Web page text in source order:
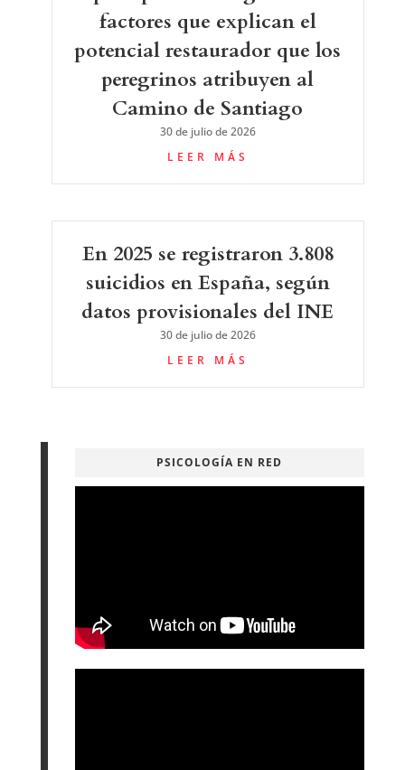
factores que explican el
potencial restaurador que los
peregrinos atribuyen al
Camino de Santiago
30 de julio de 2026
LEER MÁS
En 2025 se registraron 3.808
suicidios en España, según
datos provisionales del INE
30 de julio de 2026
LEER MÁS
PSICOLOGÍA EN RED